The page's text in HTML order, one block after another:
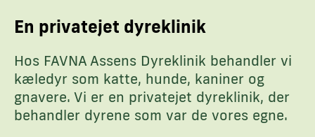
En privatejet dyreklinik
Hos FAVNA Assens Dyreklinik behandler vi
kæledyr som katte, hunde, kaniner og
gnavere. Vi er en privatejet dyreklinik, der
behandler dyrene som var de vores egne.